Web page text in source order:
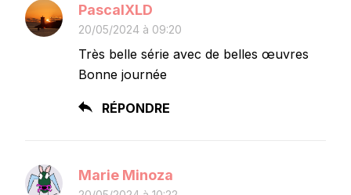
PascalXLD
20/05/2024 à 09:20
Très belle série avec de belles œuvres
Bonne journée
RÉPONDRE
Marie Minoza